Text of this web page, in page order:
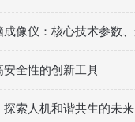
全性的创新工具
探索人机和谐共生的未来